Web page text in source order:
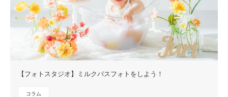
【フォトスタジオ】ミルクバスフォトをしよう！
コラム